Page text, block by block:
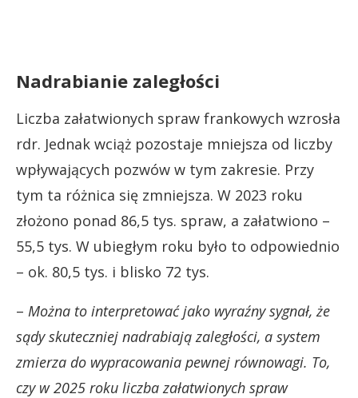
Nadrabianie zaległości
Liczba załatwionych spraw frankowych wzrosła
rdr. Jednak wciąż pozostaje mniejsza od liczby
wpływających pozwów w tym zakresie. Przy
tym ta różnica się zmniejsza. W 2023 roku
złożono ponad 86,5 tys. spraw, a załatwiono –
55,5 tys. W ubiegłym roku było to odpowiednio
– ok. 80,5 tys. i blisko 72 tys.
– Można to interpretować jako wyraźny sygnał, że
sądy skuteczniej nadrabiają zaległości, a system
zmierza do wypracowania pewnej równowagi. To,
czy w 2025 roku liczba załatwionych spraw